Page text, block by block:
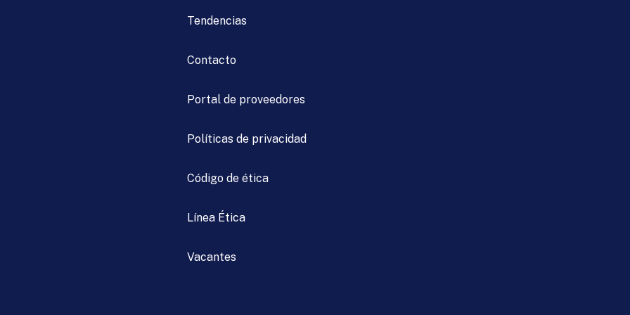
Tendencias
Contacto
Portal de proveedores
Políticas de privacidad
Código de ética
Línea Ética
Vacantes